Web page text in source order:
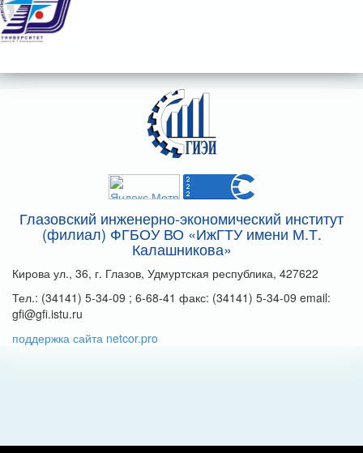
Глазовский инженерно-экономический институт
(филиал) ФГБОУ ВО «ИжГТУ имени М.Т.
Калашникова»
Кирова ул., 36, г. Глазов, Удмуртская республика, 427622
Тел.: (34141) 5-34-09 ; 6-68-41 факс: (34141) 5-34-09 email:
gfi@gfi.istu.ru
поддержка сайта netcor.pro